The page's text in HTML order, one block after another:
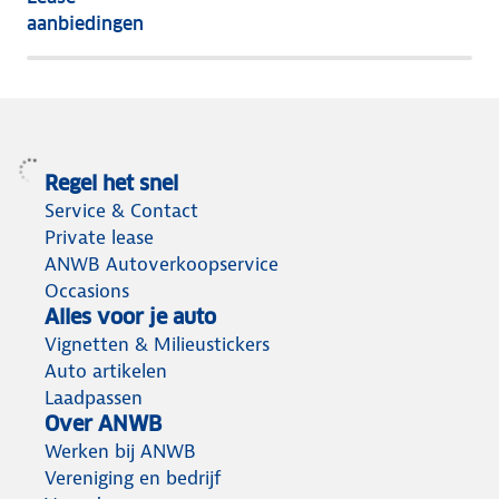
aanbiedingen
het
meeste
Regel het snel
Service & Contact
Private lease
ANWB Autoverkoopservice
Occasions
Alles voor je auto
Vignetten & Milieustickers
Auto artikelen
Laadpassen
Over ANWB
Werken bij ANWB
Vereniging en bedrijf